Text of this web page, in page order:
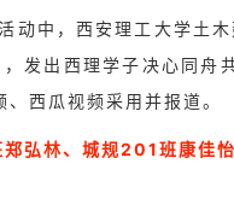
活动中，西安理工大学
发出西理学子决心同舟
西瓜视频采用并报道。
弘林、城规201班康佳怡